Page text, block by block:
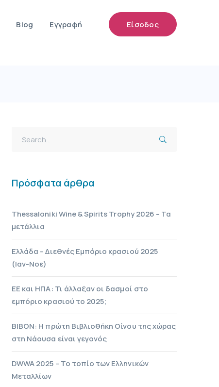
Είσοδος
Blog Εγγραφή
Πρόσφατα άρθρα
Thessaloniki Wine & Spirits Trophy 2026 – Τα
μετάλλια
Ελλάδα – Διεθνές Εμπόριο κρασιού 2025
(Ιαν-Νοε)
ΕΕ και ΗΠΑ: Τι άλλαξαν οι δασμοί στο
εμπόριο κρασιού το 2025;
ΒΙΒΟΝ: Η πρώτη Βιβλιοθήκη Οίνου της χώρας
στη Νάουσα είναι γεγονός
DWWA 2025 – Το τοπίο των Ελληνικών
Μεταλλίων